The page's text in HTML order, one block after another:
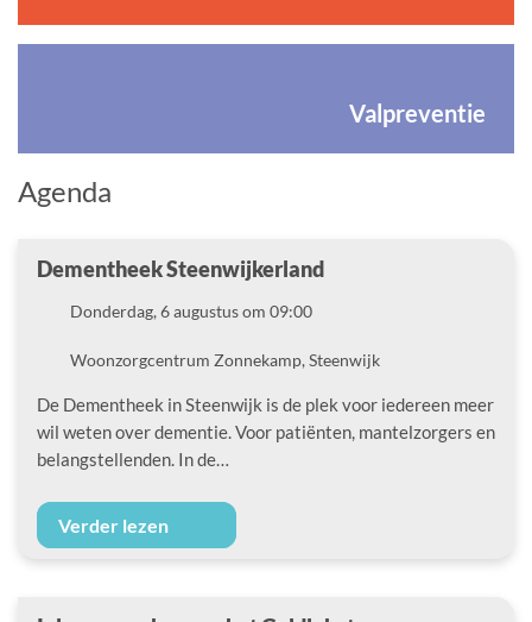
Valpreventie
Agenda
Dementheek Steenwijkerland
DatumDonderdag, 6 augustus om 09:00
LocatieWoonzorgcentrum Zonnekamp, Steenwijk
De Dementheek in Steenwijk is de plek voor iedereen meer
wil weten over dementie. Voor patiënten, mantelzorgers en
belangstellenden. In de…
Verder lezen